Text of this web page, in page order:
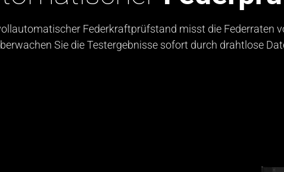
Federkraftprüfstand misst die Federraten
Sie die Testergebnisse sofort durch drahtlose